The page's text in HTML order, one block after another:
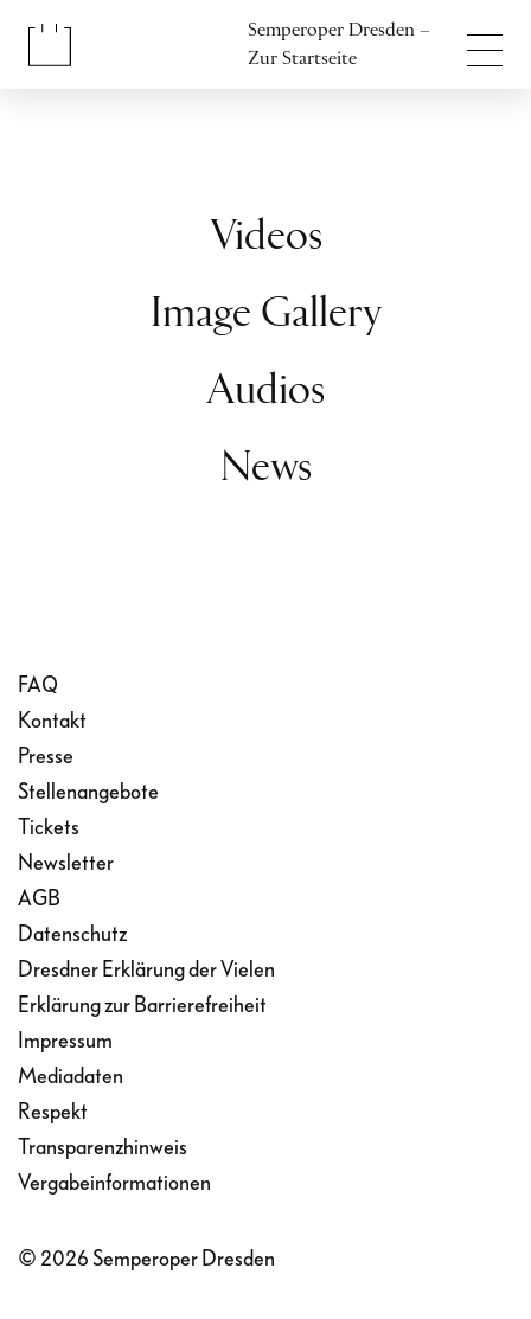
Semperoper Dresden –
Zur Startseite
Videos
Image Gallery
Audios
News
FAQ
Kontakt
Presse
Stellenangebote
Tickets
Newsletter
AGB
Datenschutz
Dresdner Erklärung der Vielen
Erklärung zur Barrierefreiheit
Impressum
Mediadaten
Respekt
Transparenzhinweis
Vergabeinformationen
© 2026 Semperoper Dresden